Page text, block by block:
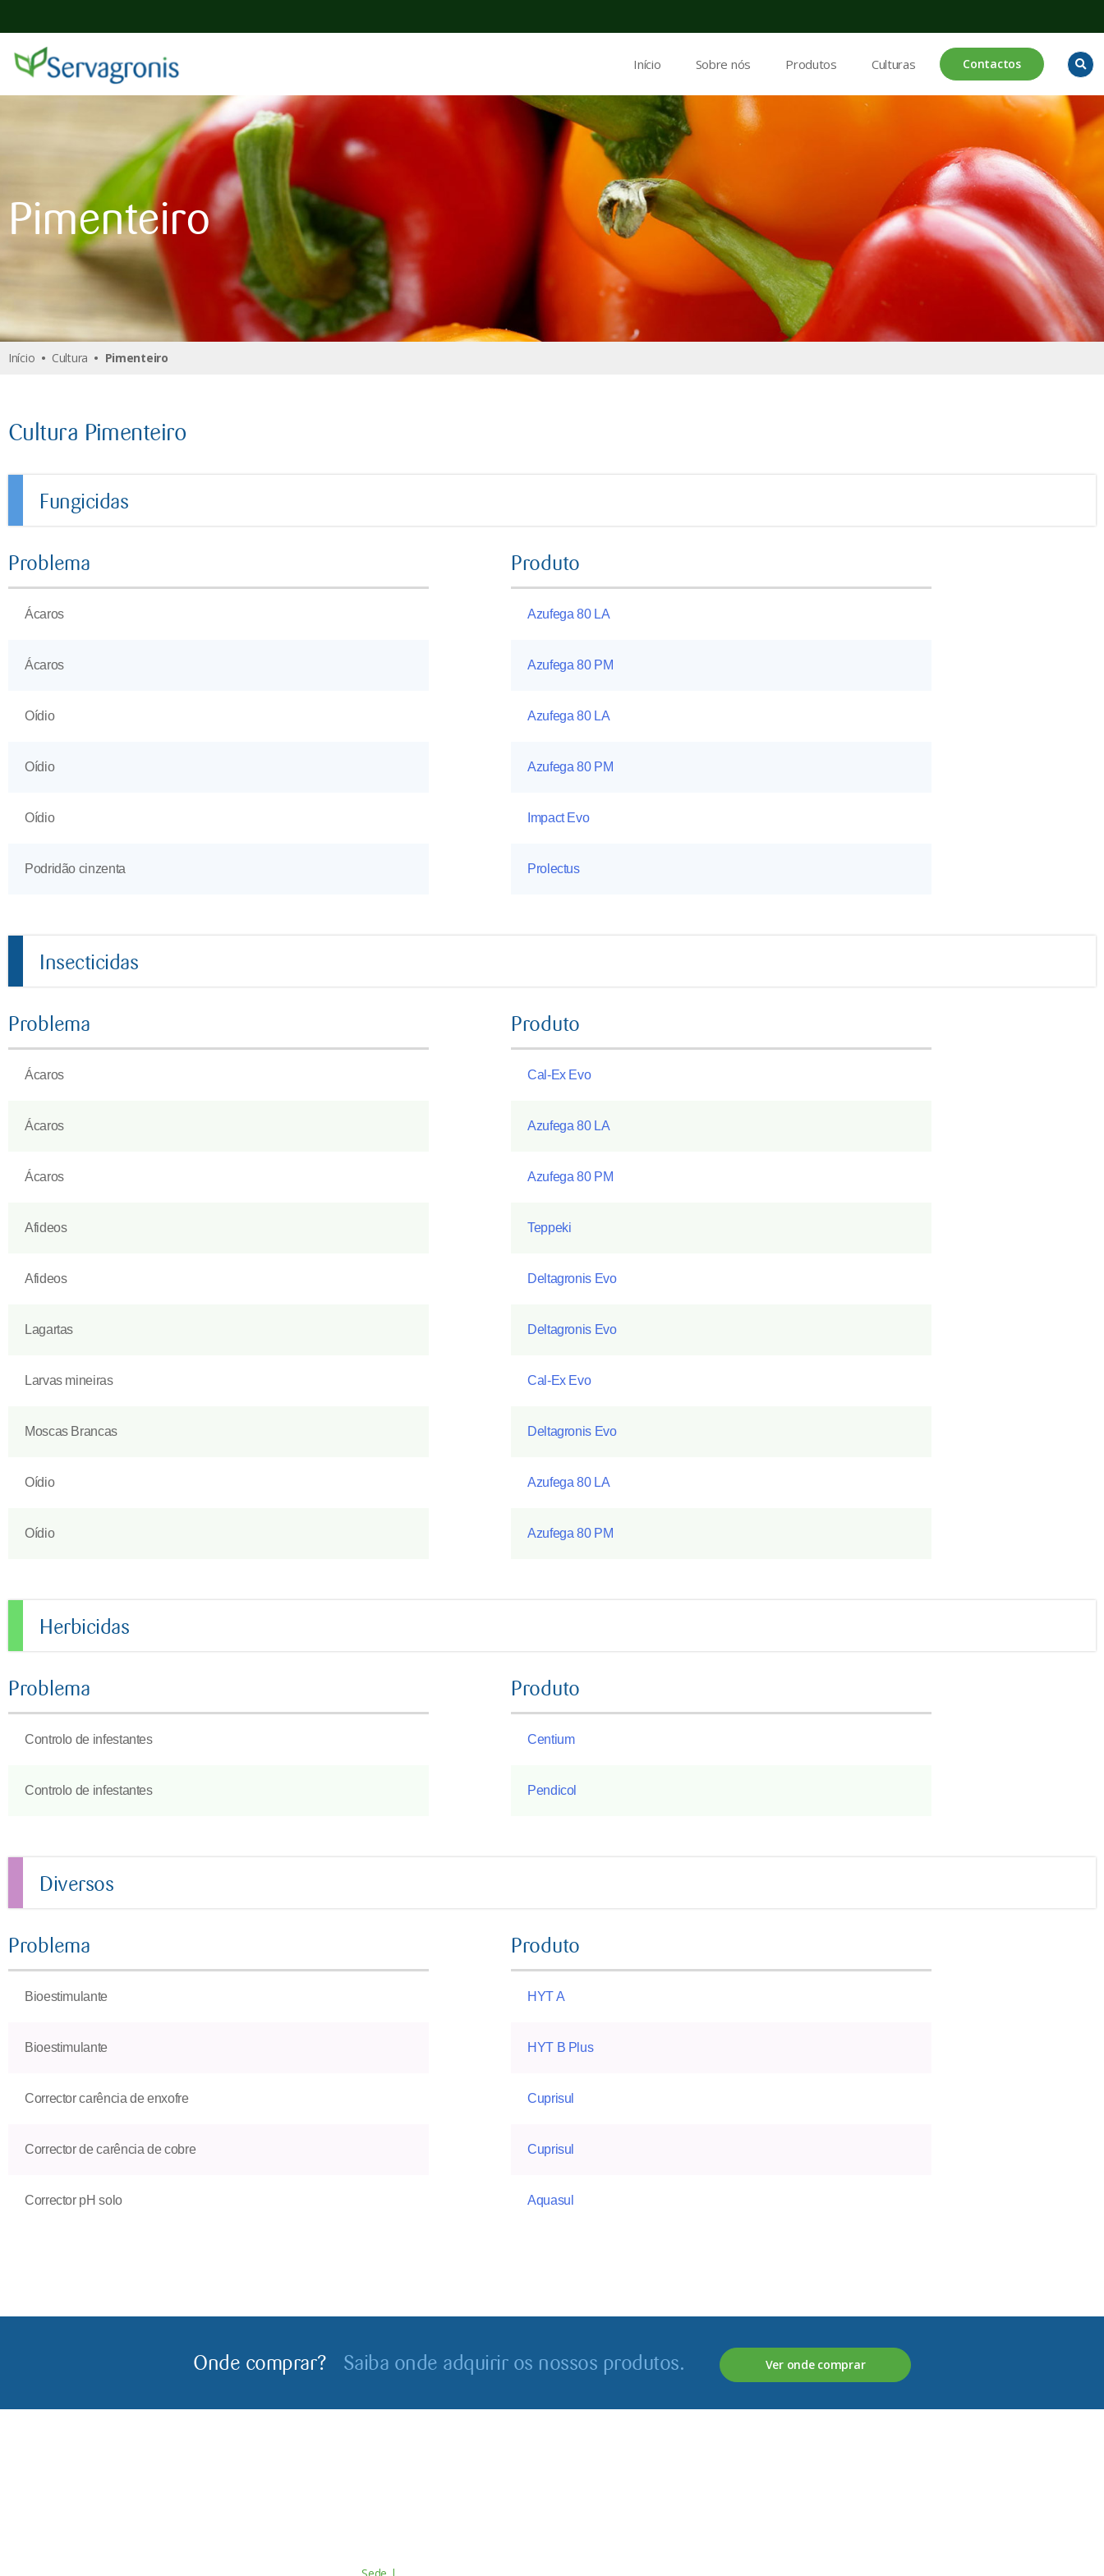
Início Sobre nós Produtos Culturas Contactos
Pimenteiro
Início • Cultura • Pimenteiro
Cultura Pimenteiro
Fungicidas
Problema Produto
Ácaros Azufega 80 LA
Ácaros Azufega 80 PM
Oídio Azufega 80 LA
Oídio Azufega 80 PM
Oídio Impact Evo
Podridão cinzenta Prolectus
Insecticidas
Problema Produto
Ácaros Cal-Ex Evo
Ácaros Azufega 80 LA
Ácaros Azufega 80 PM
Afideos Teppeki
Afideos Deltagronis Evo
Lagartas Deltagronis Evo
Larvas mineiras Cal-Ex Evo
Moscas Brancas Deltagronis Evo
Oídio Azufega 80 LA
Oídio Azufega 80 PM
Herbicidas
Problema Produto
Controlo de infestantes Centium
Controlo de infestantes Pendicol
Diversos
Problema Produto
Bioestimulante HYT A
Bioestimulante HYT B Plus
Corrector carência de enxofre Cuprisul
Corrector de carência de cobre Cuprisul
Corrector pH solo Aquasul
Onde comprar? Saiba onde adquirir os nossos produtos. Ver onde comprar